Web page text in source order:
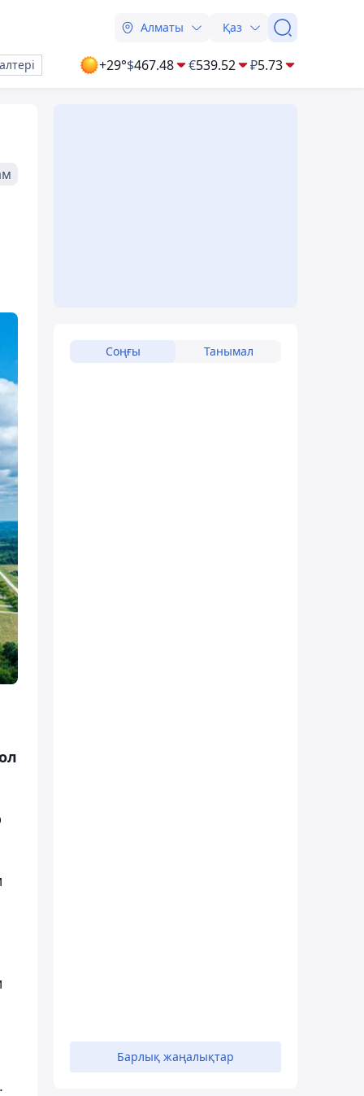
Алматы Қаз
+29°$467.48 €539.52 ₽5.73
Соңғы Танымал
Барлық жаңалықтар